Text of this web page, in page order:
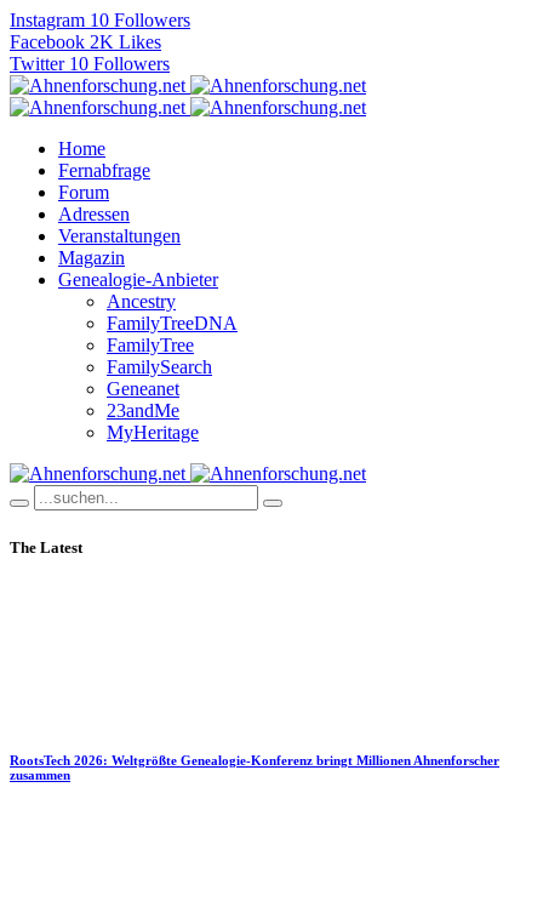
Instagram 10 Followers
Facebook 2K Likes
Twitter 10 Followers
Home
Fernabfrage
Forum
Adressen
Veranstaltungen
Magazin
Genealogie-Anbieter
Ancestry
FamilyTreeDNA
FamilyTree
FamilySearch
Geneanet
23andMe
MyHeritage
The Latest
RootsTech 2026: Weltgrößte Genealogie-Konferenz bringt Millionen Ahnenforscher
zusammen